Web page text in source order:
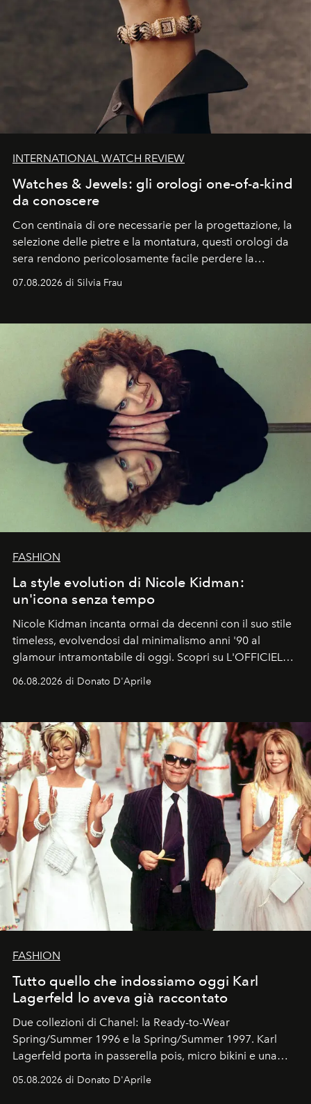
INTERNATIONAL WATCH REVIEW
Watches & Jewels: gli orologi one-of-a-kind
da conoscere
Con centinaia di ore necessarie per la progettazione, la
selezione delle pietre e la montatura, questi orologi da
sera rendono pericolosamente facile perdere la
07.08.2026 di Silvia Frau
FASHION
La style evolution di Nicole Kidman:
un'icona senza tempo
Nicole Kidman incanta ormai da decenni con il suo stile
timeless, evolvendosi dal minimalismo anni '90 al
glamour intramontabile di oggi. Scopri su L'OFFICIEL
06.08.2026 di Donato D'Aprile
FASHION
Tutto quello che indossiamo oggi Karl
Lagerfeld lo aveva già raccontato
Due collezioni di Chanel: la Ready-to-Wear
Spring/Summer 1996 e la Spring/Summer 1997. Karl
Lagerfeld porta in passerella pois, micro bikini e una
Kate, Claudia e Carla una dietro l'altra. Trent'anni dopo,
05.08.2026 di Donato D'Aprile